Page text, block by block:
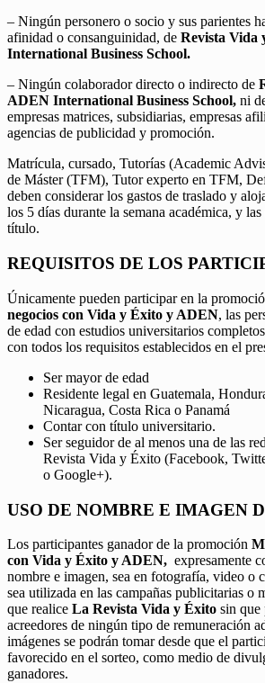
– Ningún personero o socio y sus parientes
afinidad o consanguinidad, de Revista Vida
International Business School.
– Ningún colaborador directo o indirecto de
ADEN International Business School, ni
empresas matrices, subsidiarias, empresas
agencias de publicidad y promoción.
Matrícula, cursado, Tutorías (Academic
de Máster (TFM), Tutor experto en TFM,
deben considerar los gastos de traslado y
los 5 días durante la semana académica, y las
título.
REQUISITOS DE LOS
Únicamente pueden participar en la
negocios con Vida y Éxito y ADEN, las
de edad con estudios universitarios
con todos los requisitos establecidos en el
Ser mayor de edad
Residente legal en Guatemala,
Nicaragua, Costa Rica o Panamá
Contar con título universitario.
Ser seguidor de al menos una de las
Revista Vida y Éxito (Facebook,
o Google+).
USO DE NOMBRE E IMAGEN
Los participantes ganador de la promoción
con Vida y Éxito y ADEN, expresamente
nombre e imagen, sea en fotografía, video o
sea utilizada en las campañas publicitarias o
que realice La Revista Vida y Éxito sin que
acreedores de ningún tipo de remuneración
imágenes se podrán tomar desde que el
favorecido en el sorteo, como medio de
ganadores.